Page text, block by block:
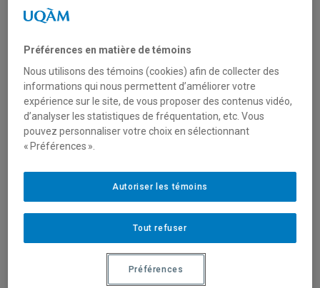
Nature du financement
Type de financement
Fonctionnement
Sciences humaines et sociales
Sciences naturelles et mathématiques
Préférences en matière de témoins
Nous utilisons des témoins (cookies) afin de collecter des
informations qui nous permettent d’améliorer votre
expérience sur le site, de vous proposer des contenus vidéo,
d’analyser les statistiques de fréquentation, etc. Vous
pouvez personnaliser votre choix en sélectionnant
« Préférences ».
Tout refuser
Autoriser les témoins
Préférences